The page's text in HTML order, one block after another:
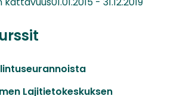
Lajitietokeskuksen